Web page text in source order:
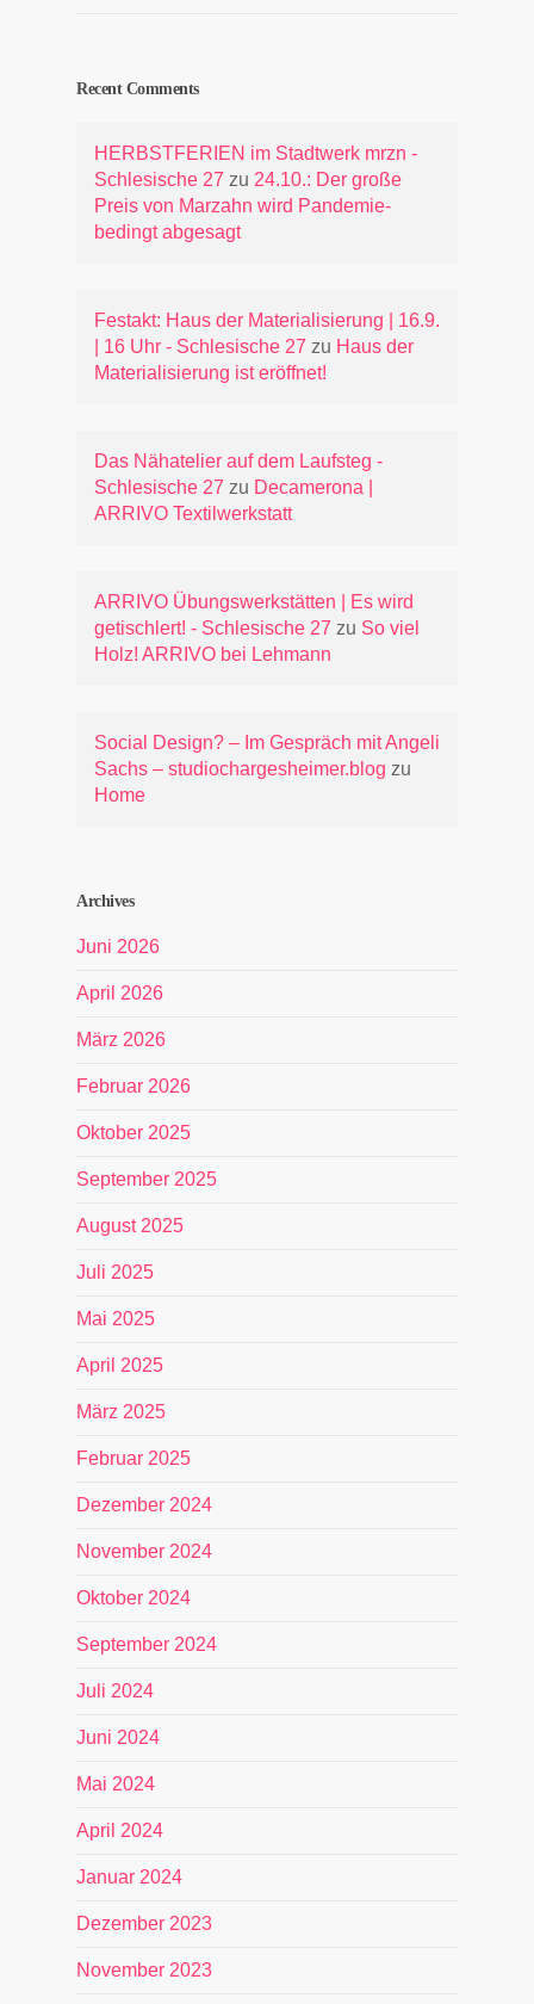
Recent Comments
HERBSTFERIEN im Stadtwerk mrzn -
Schlesische 27 zu 24.10.: Der große
Preis von Marzahn wird Pandemie-
bedingt abgesagt
Festakt: Haus der Materialisierung | 16.9.
| 16 Uhr - Schlesische 27 zu Haus der
Materialisierung ist eröffnet!
Das Nähatelier auf dem Laufsteg -
Schlesische 27 zu Decamerona |
ARRIVO Textilwerkstatt
ARRIVO Übungswerkstätten | Es wird
getischlert! - Schlesische 27 zu So viel
Holz! ARRIVO bei Lehmann
Social Design? – Im Gespräch mit Angeli
Sachs – studiochargesheimer.blog zu
Home
Archives
Juni 2026
April 2026
März 2026
Februar 2026
Oktober 2025
September 2025
August 2025
Juli 2025
Mai 2025
April 2025
März 2025
Februar 2025
Dezember 2024
November 2024
Oktober 2024
September 2024
Juli 2024
Juni 2024
Mai 2024
April 2024
Januar 2024
Dezember 2023
November 2023